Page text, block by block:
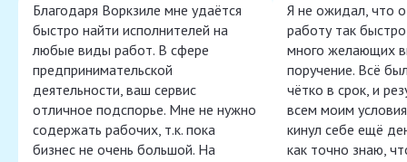
Благодаря Воркзиле мне удаётся
быстро найти исполнителей на
любые виды работ. В сфере
предпринимательской
деятельности, ваш сервис
отличное подспорье. Мне не нужно
содержать рабочих, т.к. пока
бизнес не очень большой. На
Я не ожидал, что
работу так
много желающих
поручение. Всё
чётко в срок, и
всем моим
кинул себе ещё
как точно знаю,